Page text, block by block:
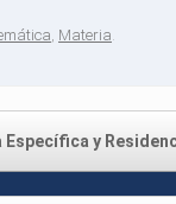
Materia
Específica y